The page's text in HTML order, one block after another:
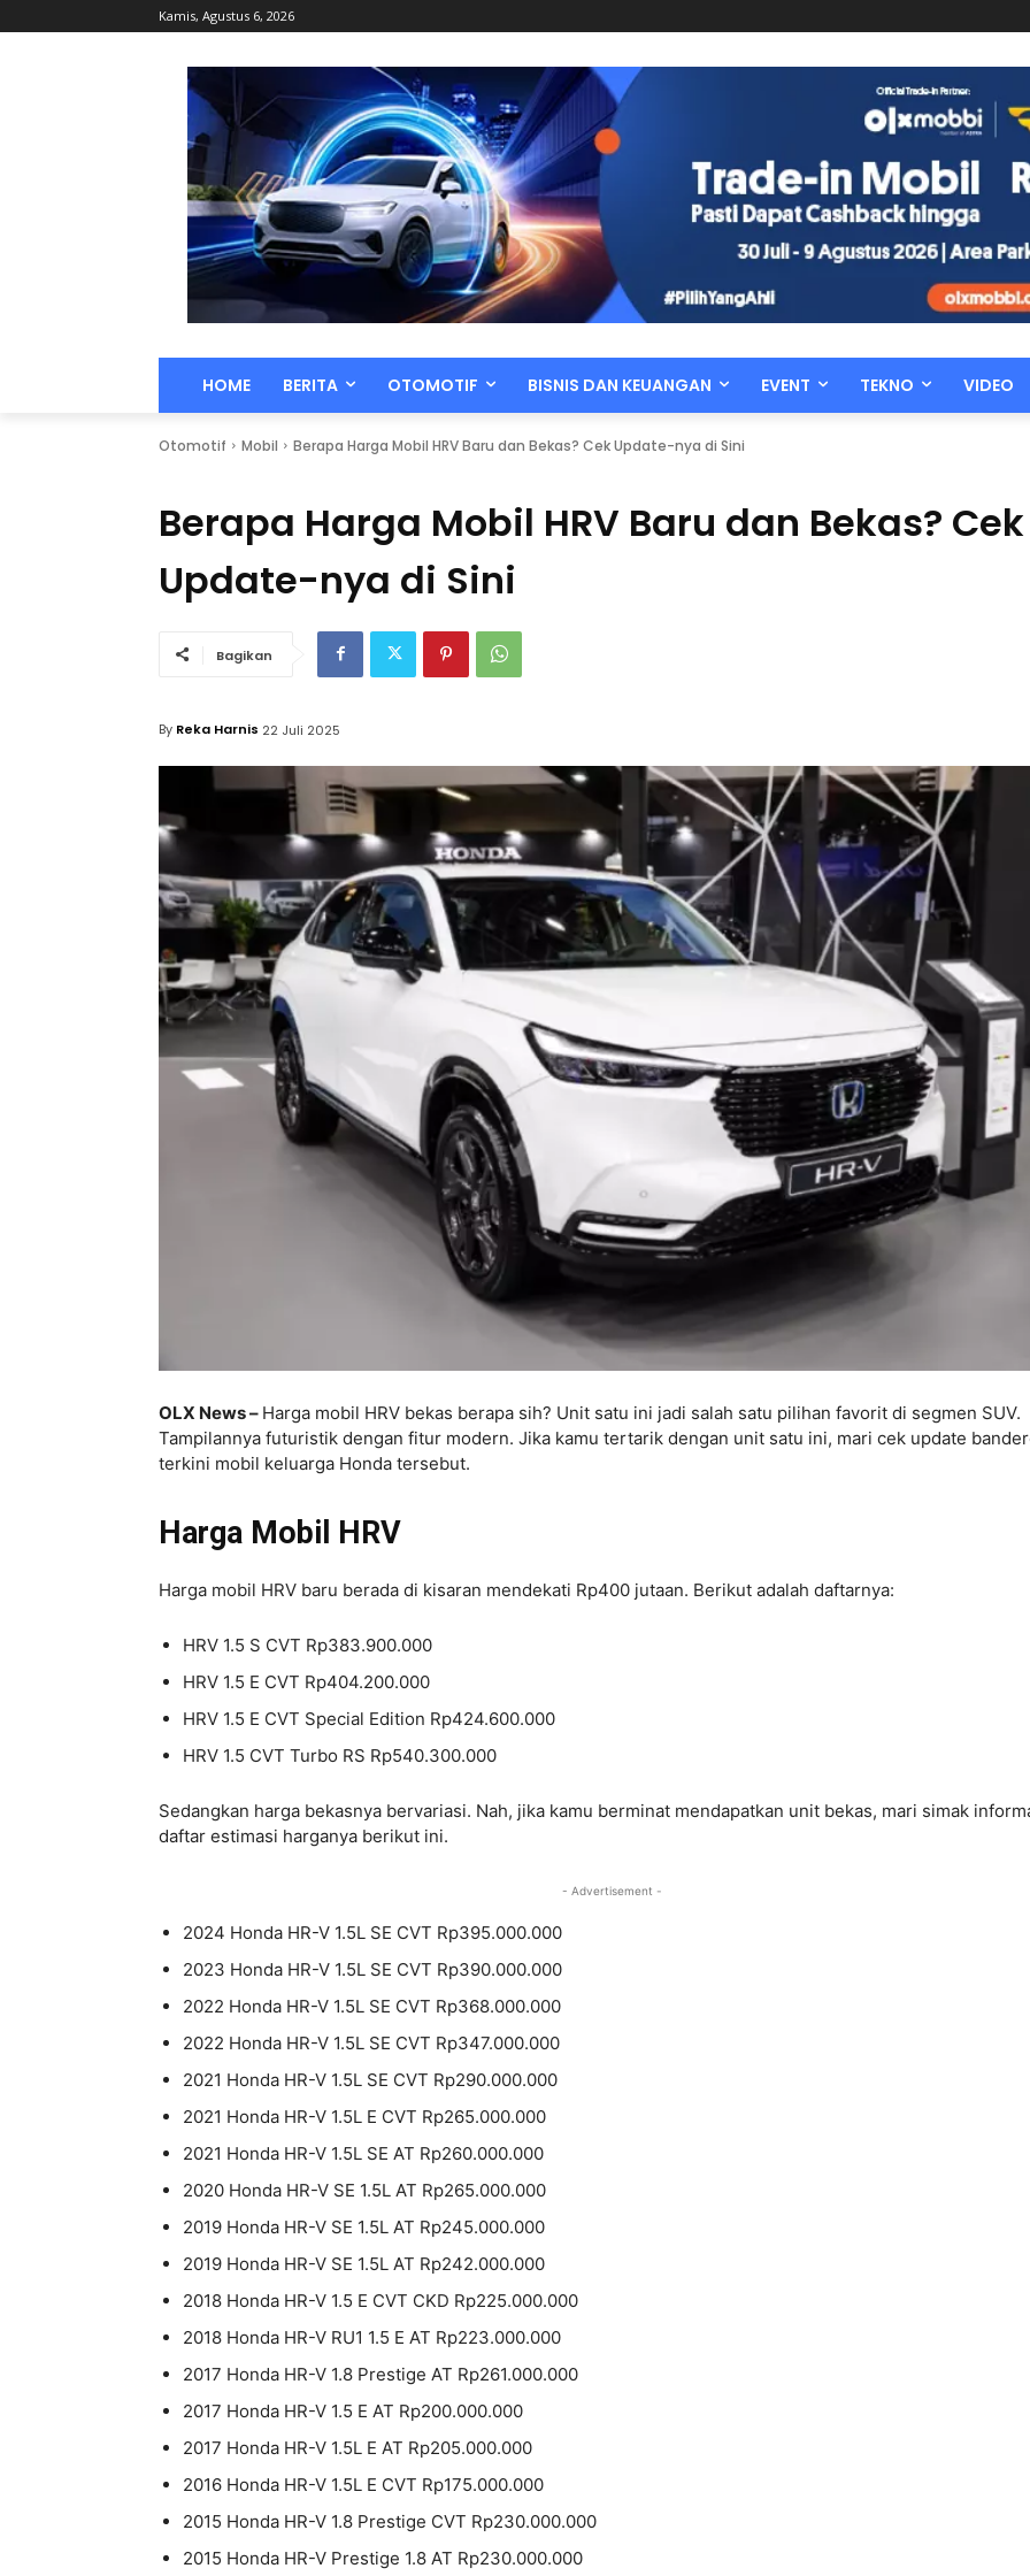
Kamis, Agustus 6, 2026
HOME BERITA OTOMOTIF BISNIS DAN KEUANGAN EVENT TEKNO VIDEO
Otomotif Mobil Berapa Harga Mobil HRV Baru dan Bekas? Cek Update-nya di Sini
Berapa Harga Mobil HRV Baru dan Bekas? Cek
Update-nya di Sini
Bagikan
By Reka Harnis 22 Juli 2025
OLX News – Harga mobil HRV bekas berapa sih? Unit satu ini jadi salah satu pilihan favorit di segmen SUV.
Tampilannya futuristik dengan fitur modern. Jika kamu tertarik dengan unit satu ini, mari cek update
terkini mobil keluarga Honda tersebut.
Harga Mobil HRV
Harga mobil HRV baru berada di kisaran mendekati Rp400 jutaan. Berikut adalah daftarnya:
HRV 1.5 S CVT Rp383.900.000
HRV 1.5 E CVT Rp404.200.000
HRV 1.5 E CVT Special Edition Rp424.600.000
HRV 1.5 CVT Turbo RS Rp540.300.000
Sedangkan harga bekasnya bervariasi. Nah, jika kamu berminat mendapatkan unit bekas, mari simak
daftar estimasi harganya berikut ini.
- Advertisement -
2024 Honda HR-V 1.5L SE CVT Rp395.000.000
2023 Honda HR-V 1.5L SE CVT Rp390.000.000
2022 Honda HR-V 1.5L SE CVT Rp368.000.000
2022 Honda HR-V 1.5L SE CVT Rp347.000.000
2021 Honda HR-V 1.5L SE CVT Rp290.000.000
2021 Honda HR-V 1.5L E CVT Rp265.000.000
2021 Honda HR-V 1.5L SE AT Rp260.000.000
2020 Honda HR-V SE 1.5L AT Rp265.000.000
2019 Honda HR-V SE 1.5L AT Rp245.000.000
2019 Honda HR-V SE 1.5L AT Rp242.000.000
2018 Honda HR-V 1.5 E CVT CKD Rp225.000.000
2018 Honda HR-V RU1 1.5 E AT Rp223.000.000
2017 Honda HR-V 1.8 Prestige AT Rp261.000.000
2017 Honda HR-V 1.5 E AT Rp200.000.000
2017 Honda HR-V 1.5L E AT Rp205.000.000
2016 Honda HR-V 1.5L E CVT Rp175.000.000
2015 Honda HR-V 1.8 Prestige CVT Rp230.000.000
2015 Honda HR-V Prestige 1.8 AT Rp230.000.000